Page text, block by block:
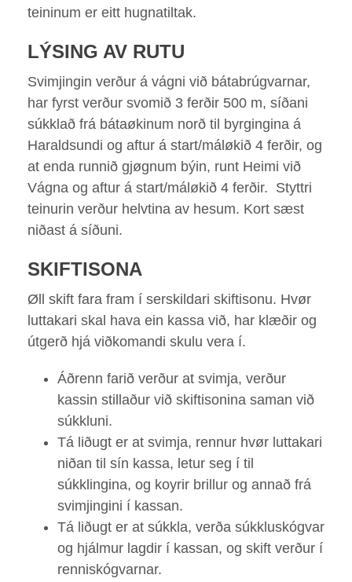
teininum er eitt hugnatiltak.
LÝSING AV RUTU
Svimjingin verður á vágni við bátabrúgvarnar,
har fyrst verður svomið 3 ferðir 500 m, síðani
súkklað frá bátaøkinum norð til byrgingina á
Haraldsundi og aftur á start/máløkið 4 ferðir, og
at enda runnið gjøgnum býin, runt Heimi við
Vágna og aftur á start/máløkið 4 ferðir. Styttri
teinurin verður helvtina av hesum. Kort sæst
niðast á síðuni.
SKIFTISONA
Øll skift fara fram í serskildari skiftisonu. Hvør
luttakari skal hava ein kassa við, har klæðir og
útgerð hjá viðkomandi skulu vera í.
Áðrenn farið verður at svimja, verður
kassin stillaður við skiftisonina saman við
súkkluni.
Tá liðugt er at svimja, rennur hvør luttakari
niðan til sín kassa, letur seg í til
súkklingina, og koyrir brillur og annað frá
svimjingini í kassan.
Tá liðugt er at súkkla, verða súkkluskógvar
og hjálmur lagdir í kassan, og skift verður í
renniskógvarnar.